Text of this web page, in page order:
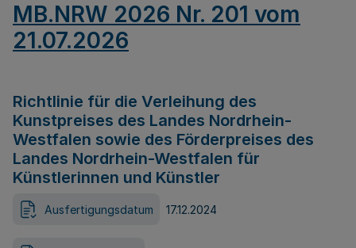
MB.NRW 2026 Nr. 201 vom
21.07.2026
Richtlinie für die Verleihung des
Kunstpreises des Landes Nordrhein-
Westfalen sowie des Förderpreises des
Landes Nordrhein-Westfalen für
Künstlerinnen und Künstler
Ausfertigungsdatum 17.12.2024